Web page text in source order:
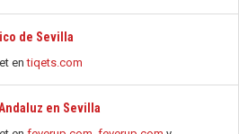
de Sevilla
entiqets.com
en Sevilla